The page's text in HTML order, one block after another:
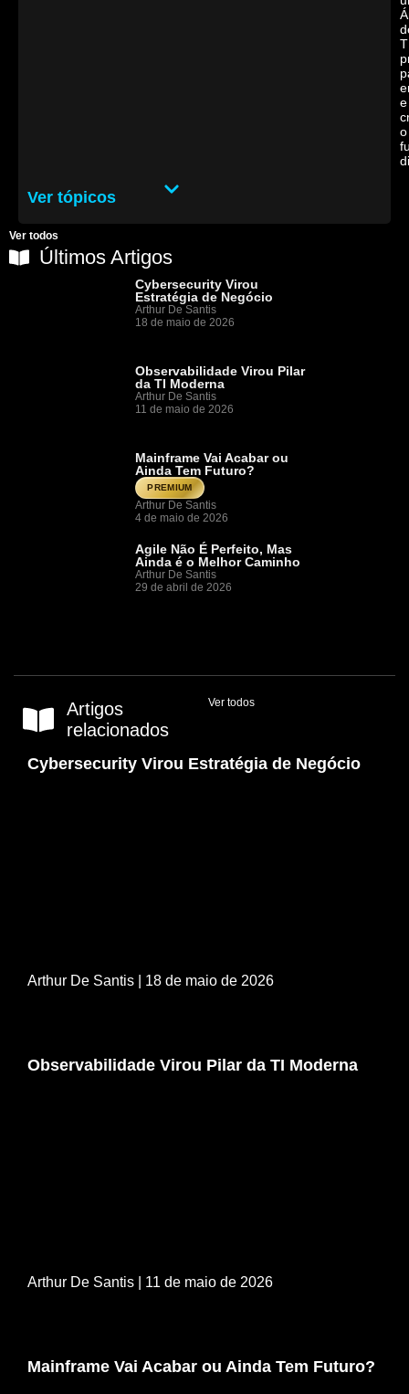
e
o
Ver tópicos
Últimos Artigos
Ver todos
Cybersecurity Virou
Estratégia de Negócio
Arthur De Santis
18 de maio de 2026
Observabilidade Virou Pilar
da TI Moderna
Arthur De Santis
11 de maio de 2026
Mainframe Vai Acabar ou
Ainda Tem Futuro?
PREMIUM
Arthur De Santis
4 de maio de 2026
Agile Não É Perfeito, Mas
Ainda é o Melhor Caminho
Arthur De Santis
29 de abril de 2026
Artigos
relacionados
Ver todos
Cybersecurity Virou Estratégia de Negócio
Arthur De Santis | 18 de maio de 2026
Observabilidade Virou Pilar da TI Moderna
Arthur De Santis | 11 de maio de 2026
Mainframe Vai Acabar ou Ainda Tem Futuro?